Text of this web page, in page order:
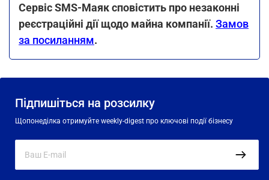
Сервіс SMS-Маяк сповістить про незаконні
реєстраційні дії щодо майна компанії. Замов
за посиланням.
Підпишіться на розсилку
Щопонеділка отримуйте weekly-digest про ключові події бізнесу